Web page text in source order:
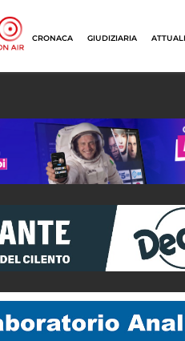
CRONACA GIUDIZIARIA